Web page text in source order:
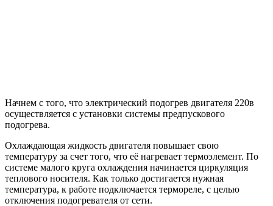
Начнем с того, что электрический подогрев двигателя 220в
осуществляется с установки системы предпускового
подогрева.
Охлаждающая жидкость двигателя повышает свою
температуру за счет того, что её нагревает термоэлемент. По
системе малого круга охлаждения начинается циркуляция
теплового носителя. Как только достигается нужная
температура, к работе подключается термореле, с целью
отключения подогревателя от сети.